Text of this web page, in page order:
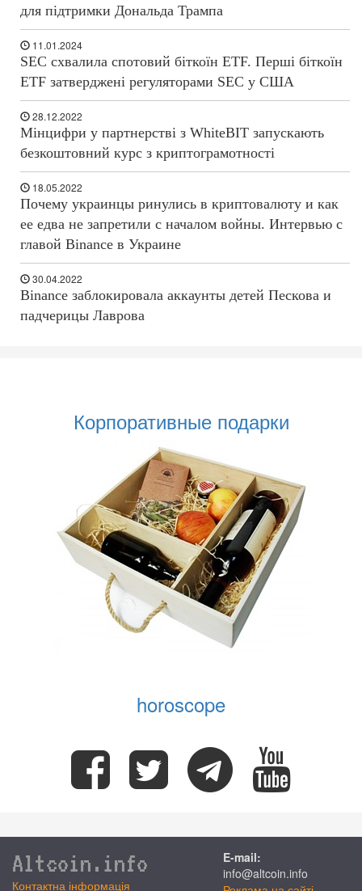
для підтримки Дональда Трампа
11.01.2024
SEC схвалила спотовий біткоїн ETF. Перші біткоїн
ETF затверджені регуляторами SEC у США
28.12.2022
Мінцифри у партнерстві з WhiteBIT запускають
безкоштовний курс з криптограмотності
18.05.2022
Почему украинцы ринулись в криптовалюту и как
ее едва не запретили с началом войны. Интервью с
главой Binance в Украине
30.04.2022
Binance заблокировала аккаунты детей Пескова и
падчерицы Лаврова
Корпоративные подарки
horoscope
Altcoin.info
Контактна інформація
E-mail:
info@altcoin.info